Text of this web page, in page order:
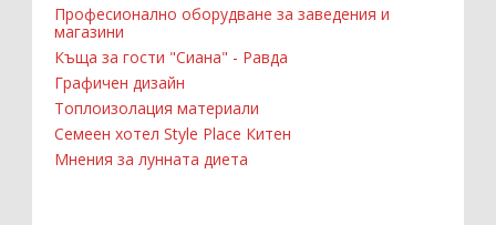
Професионално оборудване за заведения и
магазини
Къща за гости "Сиана" - Равда
Графичен дизайн
Топлоизолация материали
Семеен хотел Style Place Китен
Мнения за лунната диета